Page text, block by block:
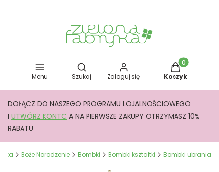
Menu
Otwórz wyszukiwarkę
Szukaj Zaloguj się
Produkty w
Koszyk
DOŁĄCZ DO NASZEGO PROGRAMU LOJALNOŚCIOWEGO
I UTWÓRZ KONTO A NA PIERWSZE ZAKUPY OTRZYMASZ 10%
RABATU
Boże Narodzenie Bombki Bombki kształtki Bombki ubrania